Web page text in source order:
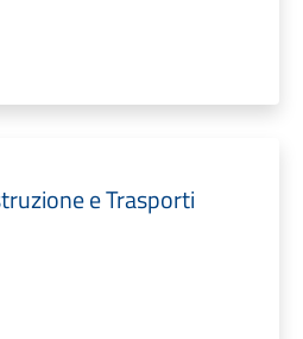
e Trasporti